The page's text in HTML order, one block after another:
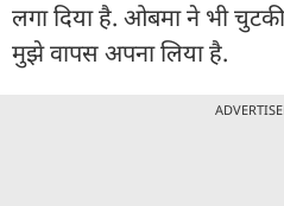
लगा दिया है. ओबमा ने भी
मुझे वापस अपना लिया है.